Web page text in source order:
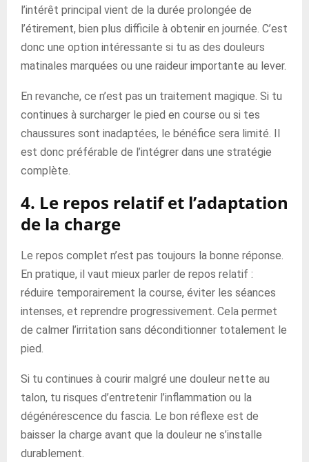
l’intérêt principal vient de la durée prolongée de
l’étirement, bien plus difficile à obtenir en journée. C’est
donc une option intéressante si tu as des douleurs
matinales marquées ou une raideur importante au lever.
En revanche, ce n’est pas un traitement magique. Si tu
continues à surcharger le pied en course ou si tes
chaussures sont inadaptées, le bénéfice sera limité. Il
est donc préférable de l’intégrer dans une stratégie
complète.
4. Le repos relatif et l’adaptation
de la charge
Le repos complet n’est pas toujours la bonne réponse.
En pratique, il vaut mieux parler de repos relatif :
réduire temporairement la course, éviter les séances
intenses, et reprendre progressivement. Cela permet
de calmer l’irritation sans déconditionner totalement le
pied.
Si tu continues à courir malgré une douleur nette au
talon, tu risques d’entretenir l’inflammation ou la
dégénérescence du fascia. Le bon réflexe est de
baisser la charge avant que la douleur ne s’installe
durablement.